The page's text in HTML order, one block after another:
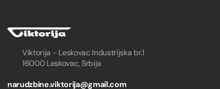
Viktorija - Leskovac Industrijska br.1
16000 Leskovac, Srbija
narudzbine.viktorija@gmail.com